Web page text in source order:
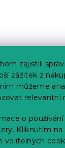
zajistili
zážitek z
můžeme
relevantní
o
Kliknutím na
volitelných
snad v